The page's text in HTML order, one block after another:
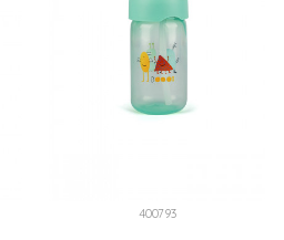
400793